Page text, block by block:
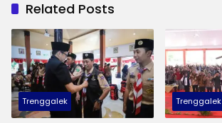
Related Posts
Trenggalek Trenggalek